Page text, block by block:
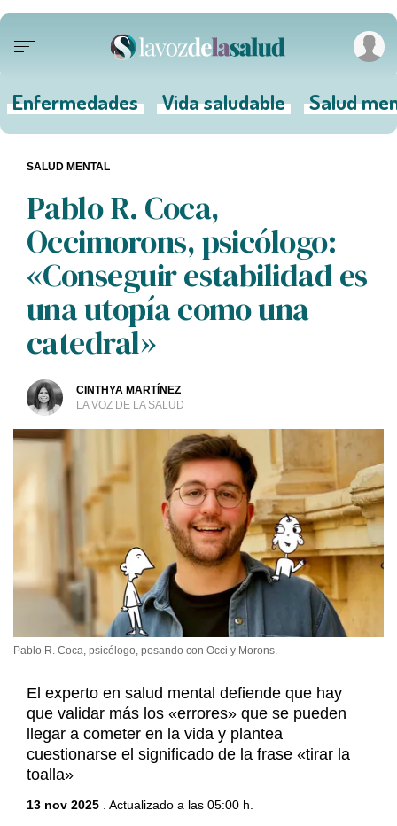
Enfermedades Vida saludable Salud
Pablo R. Coca,
Occimorons, psicólogo:
«Conseguir estabilidad es
una utopía como una
catedral»
CINTHYA MARTÍNEZ
LA VOZ DE LA SALUD
SALUD MENTAL
Pablo R. Coca, psicólogo, posando con Occi y Morons.
El experto en salud mental defiende que hay
que validar más los «errores» que se pueden
llegar a cometer en la vida y plantea
cuestionarse el significado de la frase «tirar la
toalla»
13 nov 2025 . Actualizado a las 05:00 h.